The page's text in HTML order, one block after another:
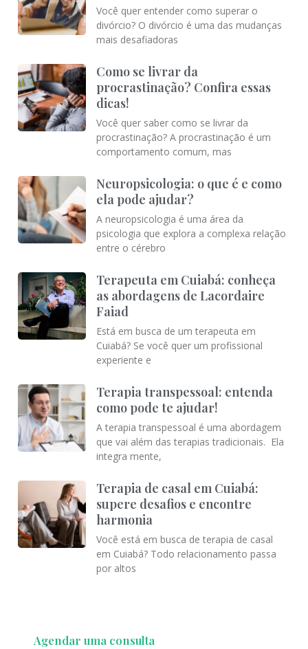
Você quer entender como superar o
divórcio? O divórcio é uma das mudanças
mais desafiadoras
Como se livrar da
procrastinação? Confira essas
dicas!
Você quer saber como se livrar da
procrastinação? A procrastinação é um
comportamento comum, mas
Neuropsicologia: o que é e como
ela pode ajudar?
A neuropsicologia é uma área da
psicologia que explora a complexa relação
entre o cérebro
Terapeuta em Cuiabá: conheça
as abordagens de Lacordaire
Faiad
Está em busca de um terapeuta em
Cuiabá? Se você quer um profissional
experiente e
Terapia transpessoal: entenda
como pode te ajudar!
A terapia transpessoal é uma abordagem
que vai além das terapias tradicionais. Ela
integra mente,
Terapia de casal em Cuiabá:
supere desafios e encontre
harmonia
Você está em busca de terapia de casal
em Cuiabá? Todo relacionamento passa
por altos
Agendar uma consulta